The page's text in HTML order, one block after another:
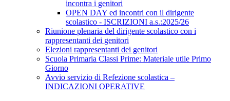
incontra i genitori
OPEN DAY ed incontri con il dirigente
scolastico - ISCRIZIONI a.s.:2025/26
Riunione plenaria del dirigente scolastico con i
rappresentanti dei genitori
Elezioni rappresentanti dei genitori
Scuola Primaria Classi Prime: Materiale utile Primo
Giorno
Avvio servizio di Refezione scolastica –
INDICAZIONI OPERATIVE